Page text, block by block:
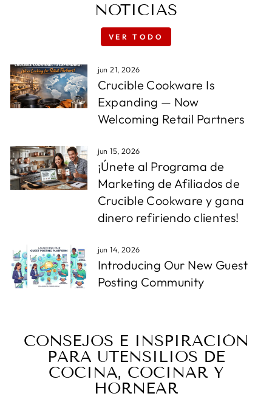
NOTICIAS
VER TODO
jun 21, 2026
Crucible Cookware Is
Expanding — Now
Welcoming Retail Partners
jun 15, 2026
¡Únete al Programa de
Marketing de Afiliados de
Crucible Cookware y gana
dinero refiriendo clientes!
jun 14, 2026
Introducing Our New Guest
Posting Community
CONSEJOS E INSPIRACIÓN
PARA UTENSILIOS DE
COCINA, COCINAR Y
HORNEAR